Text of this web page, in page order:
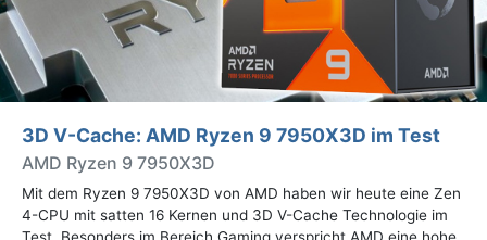
3D V-Cache: AMD Ryzen 9 7950X3D im Test
AMD Ryzen 9 7950X3D
Mit dem Ryzen 9 7950X3D von AMD haben wir heute eine Zen
4-CPU mit satten 16 Kernen und 3D V-Cache Technologie im
Test. Besonders im Bereich Gaming verspricht AMD eine hohe